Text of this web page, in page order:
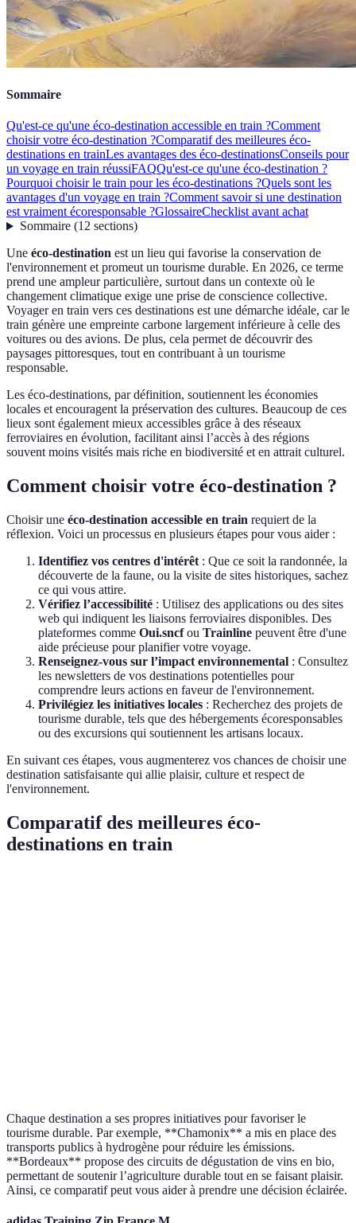
Sommaire
Qu'est-ce qu'une éco-destination accessible en train ?Comment
choisir votre éco-destination ?Comparatif des meilleures éco-
destinations en trainLes avantages des éco-destinationsConseils pour
un voyage en train réussiFAQQu'est-ce qu'une éco-destination ?
Pourquoi choisir le train pour les éco-destinations ?Quels sont les
avantages d'un voyage en train ?Comment savoir si une destination
est vraiment écoresponsable ?GlossaireChecklist avant achat
Sommaire(12 sections)
Une éco-destination est un lieu qui favorise la conservation de
l'environnement et promeut un tourisme durable. En 2026, ce terme
prend une ampleur particulière, surtout dans un contexte où le
changement climatique exige une prise de conscience collective.
Voyager en train vers ces destinations est une démarche idéale, car le
train génère une empreinte carbone largement inférieure à celle des
voitures ou des avions. De plus, cela permet de découvrir des
paysages pittoresques, tout en contribuant à un tourisme
responsable.
Les éco-destinations, par définition, soutiennent les économies
locales et encouragent la préservation des cultures. Beaucoup de ces
lieux sont également mieux accessibles grâce à des réseaux
ferroviaires en évolution, facilitant ainsi l’accès à des régions
souvent moins visités mais riche en biodiversité et en attrait culturel.
Comment choisir votre éco-destination ?
Choisir une éco-destination accessible en train requiert de la
réflexion. Voici un processus en plusieurs étapes pour vous aider :
Identifiez vos centres d'intérêt : Que ce soit la randonnée, la
découverte de la faune, ou la visite de sites historiques, sachez
ce qui vous attire.
Vérifiez l’accessibilité : Utilisez des applications ou des sites
web qui indiquent les liaisons ferroviaires disponibles. Des
plateformes comme Oui.sncfou Trainline peuvent être d'une
aide précieuse pour planifier votre voyage.
Renseignez-vous sur l’impact environnemental : Consultez
les newsletters de vos destinations potentielles pour
comprendre leurs actions en faveur de l'environnement.
Privilégiez les initiatives locales : Recherchez des projets de
tourisme durable, tels que des hébergements écoresponsables
ou des excursions qui soutiennent les artisans locaux.
En suivant ces étapes, vous augmenterez vos chances de choisir une
destination satisfaisante qui allie plaisir, culture et respect de
l'environnement.
Comparatif des meilleures éco-
destinations en train
Chaque destination a ses propres initiatives pour favoriser le
tourisme durable. Par exemple, **Chamonix** a mis en place des
transports publics à hydrogène pour réduire les émissions.
**Bordeaux** propose des circuits de dégustation de vins en bio,
permettant de soutenir l’agriculture durable tout en se faisant plaisir.
Ainsi, ce comparatif peut vous aider à prendre une décision éclairée.